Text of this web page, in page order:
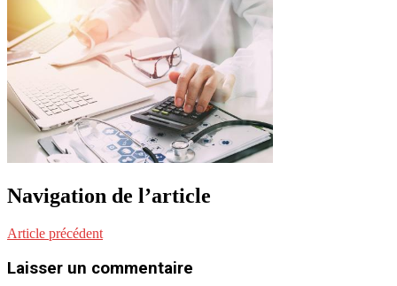
Navigation de l’article
Article précédent
Laisser un commentaire